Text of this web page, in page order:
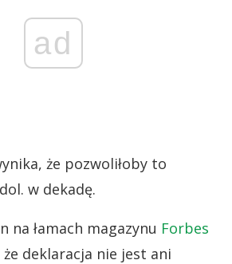
ad
że pozwoliłoby to
w dekadę.
na łamach magazynu Forbes
deklaracja nie jest ani